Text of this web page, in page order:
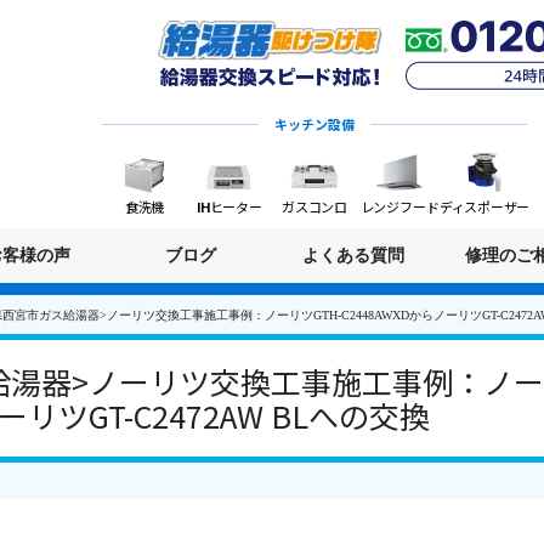
キッチン設備
食洗機 IHヒーター ガスコンロ レンジフードディスポーザー
様の声 ブログ よくある質問 修理のご
宮市ガス給湯器>ノーリツ交換工事施工事例：ノーリツGTH-C2448AWXDからノーリツGT-
器>ノーリツ交換工事施工事例：ノ
リツGT-C2472AW BLへの交換